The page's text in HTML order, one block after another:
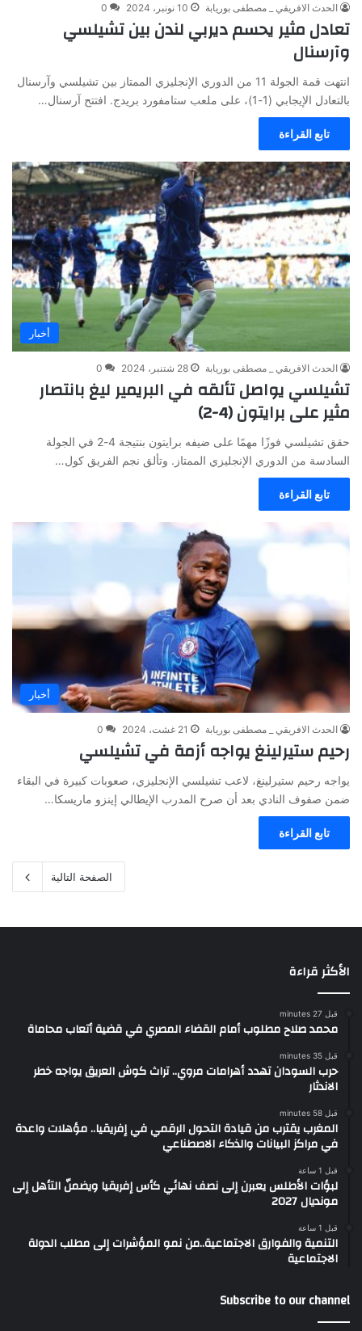
الحدث الافريقي _ مصطفى بوريابة 10 نونبر، 2024 0
تعادل مثير يحسم ديربي لندن بين تشيلسي
وآرسنال
انتهت قمة الجولة 11 من الدوري الإنجليزي الممتاز بين تشيلسي وآرسنال
بالتعادل الإيجابي (1-1)، على ملعب ستامفورد بريدج. افتتح آرسنال…
تابع القراءة
أخبار
الحدث الافريقي _ مصطفى بوريابة 28 شتنبر، 2024 0
تشيلسي يواصل تألقه في البريمير ليغ بانتصار
مثير على برايتون (4-2)
حقق تشيلسي فوزًا مهمًا على ضيفه برايتون بنتيجة 4-2 في الجولة
السادسة من الدوري الإنجليزي الممتاز. وتألق نجم الفريق كول…
تابع القراءة
أخبار
الحدث الافريقي _ مصطفى بوريابة 21 غشت، 2024 0
رحيم ستيرلينغ يواجه أزمة في تشيلسي
يواجه رحيم ستيرلينغ، لاعب تشيلسي الإنجليزي، صعوبات كبيرة في البقاء
ضمن صفوف النادي بعد أن صرح المدرب الإيطالي إينزو ماريسكا…
تابع القراءة
الصفحة التالية
الأكثر قراءة
قبل 27 minutes
محمد صلاح مطلوب أمام القضاء المصري في قضية أتعاب محاماة
قبل 35 minutes
حرب السودان تهدد أهرامات مروي.. تراث كوش العريق يواجه خطر
الاندثار
قبل 58 minutes
المغرب يقترب من قيادة التحول الرقمي في إفريقيا.. مؤهلات واعدة
في مراكز البيانات والذكاء الاصطناعي
قبل 1 ساعة
لبؤات الأطلس يعبرن إلى نصف نهائي كأس إفريقيا ويضمنّ التأهل إلى
مونديال 2027
قبل 1 ساعة
التنمية والفوارق الاجتماعية..من نمو المؤشرات إلى مطلب الدولة
الاجتماعية
Subscribe to our channel